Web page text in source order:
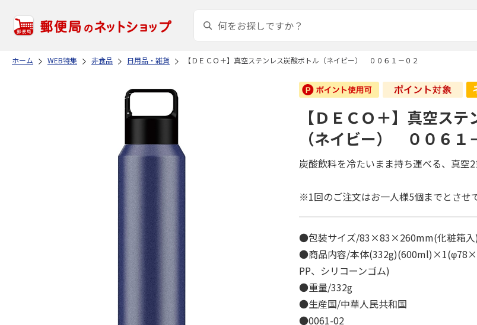
ホーム WEB特集 非食品 日用品・雑貨 【ＤＥＣＯ＋】真空ステンレス炭酸ボトル（ネイビー） ００６１－０２
【ＤＥＣＯ＋】真空ス
（ネイビー） ００６１
炭酸飲料を冷たいまま持ち運べる、真空
※1回のご注文はお一人様5個までとさせ
●包装サイズ/83×83×260mm(化粧箱
●商品内容/本体
PP、シリコーンゴム)
●重量/332g
●生産国/中華人民共和国
●0061-02